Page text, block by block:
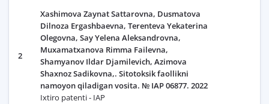
2
Xashimova Zaynat Sattarovna, Dusmatova
Dilnoza Ergashbaevna, Terenteva Yekaterina
Olegovna, Say Yelena Aleksandrovna,
Muxamatxanova Rimma Failevna,
Shamyanov Ildar Djamilevich, Azimova
Shaxnoz Sadikovna,. Sitotoksik faollikni
namoyon qiladigan vosita. № IAP 06877. 2022
Ixtiro patenti - IAP